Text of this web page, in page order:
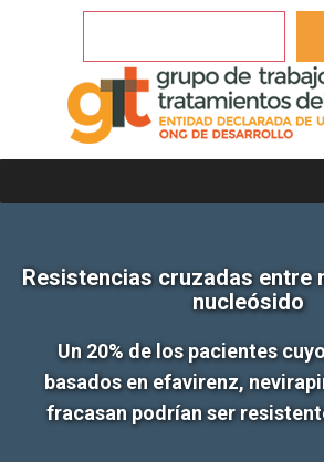
Resistencias cruzadas entre
nucleósido
Un 20% de los pacientes
basados en efavirenz,
fracasan podrían ser